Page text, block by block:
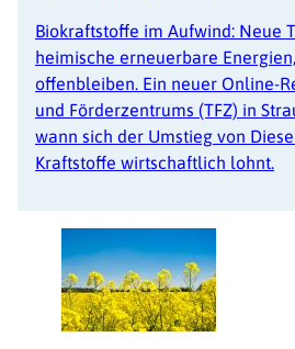
Biokraftstoffe im Aufwind: Neue
heimische erneuerbare
offenbleiben. Ein neuer Online-
und Förderzentrums (TFZ) in
wann sich der Umstieg von
Kraftstoffe wirtschaftlich lohnt.